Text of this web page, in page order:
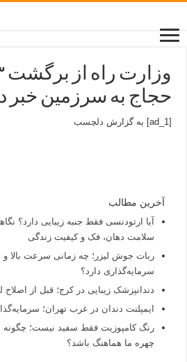
حجاج به سرزمین خبر
[ad_1] به گزارش دلچسب
آخرین مطالب
آیا ارتودنسی فقط جنبه زیبایی دارد؟
سلامت دهان، فک و کیفیت زندگی
ربات جوش لیزر؛ چه زمانی سرعت بالا
سرمایه‌گذاری دارد؟
دندانپزشک زیبایی در کرج؛ قبل از اصلاح
ایمپلنت دندان در غرب تهران؛
رنگ کامپوزیت فقط سفید نیست؛ چگونه
چهره ما هماهنگ باشد؟